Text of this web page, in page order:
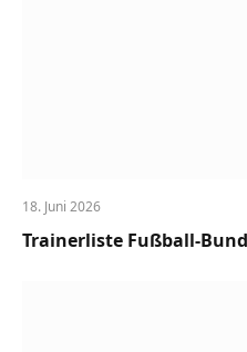
18. Juni 2026
Trainerliste Fußball-